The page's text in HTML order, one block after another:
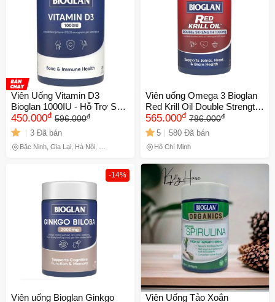
Viên Uống Vitamin D3
Bioglan 1000IU - Hỗ Trợ Sức
Khỏe Xương, Tăng Cường
Miễn Dịch - 250 Viên Bổ
Sung Hàng Ngày
450.000đ 596.000đ
3 Đã bán
Bắc Ninh, Gia Lai, Hà Nội, Hồ
Viên uống Omega 3 Bioglan
Red Krill Oil Double Strength
1000mg - Hỗ trợ sức khỏe
tim mạch và trí não, cải thiện
tình trạng tiền mãn kinh
565.000đ 786.000đ
5 580 Đã bán
Hồ Chí Minh
-14%
Viên uống Bioglan Ginkgo
Viên Uống Tảo Xoắn